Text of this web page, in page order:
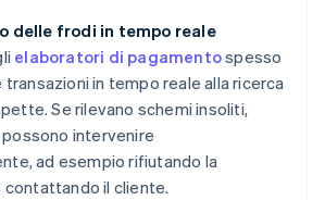
delle frodi in tempo reale
elaboratori di pagamentospesso
in tempo reale alla ricerca
Se rilevano schemi insoliti,
intervenire
ad esempio rifiutando la
contattando il cliente.